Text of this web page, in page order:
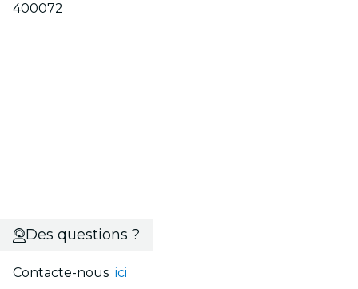
400072
Des questions ?
Contacte-nous ici